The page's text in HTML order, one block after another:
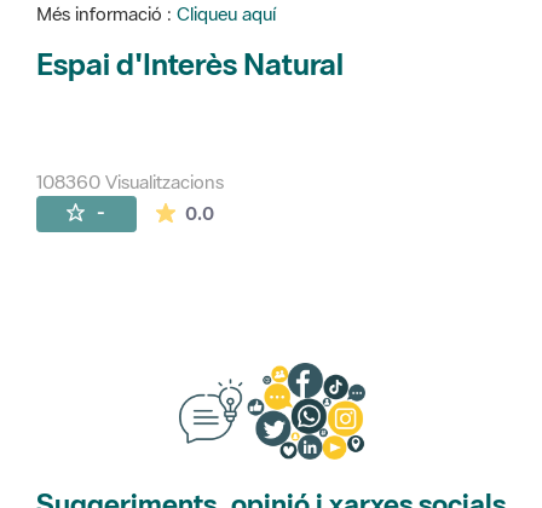
Més informació : Cliqueu aquí
Espai d'Interès Natural
108360 Visualitzacions
- 0.0La mitjana de les valoracions és de 0